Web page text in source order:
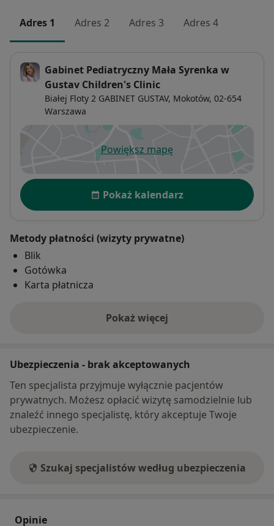
Adres 1 Adres 2 Adres 3 Adres 4
Gabinet Pediatryczny Mała Syrenka w
Gustav Children's Clinic
Białej Floty 2 GABINET GUSTAV, Mokotów, 02-654
Warszawa
Powiększ mapęotwiera się w nowej karcie
Dostępność
Pokaż kalendarz
Metody płatności (wizyty prywatne)
Blik
Gotówka
Karta płatnicza
Pokaż więcej
o adresie
Ubezpieczenia - brak akceptowanych
Ten specjalista przyjmuje wyłącznie pacjentów
prywatnych. Możesz opłacić wizytę samodzielnie lub
znaleźć innego specjalistę, który akceptuje Twoje
ubezpieczenie.
Szukaj specjalistów według ubezpieczenia
Opinie